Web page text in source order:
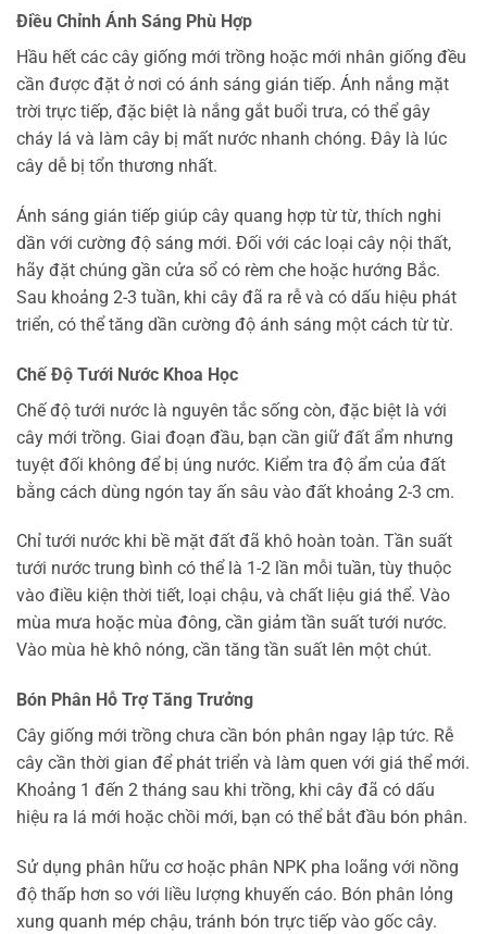
Điều Chỉnh Ánh Sáng Phù Hợp
Hầu hết các cây giống mới trồng hoặc mới nhân giống đều
cần được đặt ở nơi có ánh sáng gián tiếp. Ánh nắng mặt
trời trực tiếp, đặc biệt là nắng gắt buổi trưa, có thể gây
cháy lá và làm cây bị mất nước nhanh chóng. Đây là lúc
cây dễ bị tổn thương nhất.
Ánh sáng gián tiếp giúp cây quang hợp từ từ, thích nghi
dần với cường độ sáng mới. Đối với các loại cây nội thất,
hãy đặt chúng gần cửa sổ có rèm che hoặc hướng Bắc.
Sau khoảng 2-3 tuần, khi cây đã ra rễ và có dấu hiệu phát
triển, có thể tăng dần cường độ ánh sáng một cách từ từ.
Chế Độ Tưới Nước Khoa Học
Chế độ tưới nước là nguyên tắc sống còn, đặc biệt là với
cây mới trồng. Giai đoạn đầu, bạn cần giữ đất ẩm nhưng
tuyệt đối không để bị úng nước. Kiểm tra độ ẩm của đất
bằng cách dùng ngón tay ấn sâu vào đất khoảng 2-3 cm.
Chỉ tưới nước khi bề mặt đất đã khô hoàn toàn. Tần suất
tưới nước trung bình có thể là 1-2 lần mỗi tuần, tùy thuộc
vào điều kiện thời tiết, loại chậu, và chất liệu giá thể. Vào
mùa mưa hoặc mùa đông, cần giảm tần suất tưới nước.
Vào mùa hè khô nóng, cần tăng tần suất lên một chút.
Bón Phân Hỗ Trợ Tăng Trưởng
Cây giống mới trồng chưa cần bón phân ngay lập tức. Rễ
cây cần thời gian để phát triển và làm quen với giá thể mới.
Khoảng 1 đến 2 tháng sau khi trồng, khi cây đã có dấu
hiệu ra lá mới hoặc chồi mới, bạn có thể bắt đầu bón phân.
Sử dụng phân hữu cơ hoặc phân NPK pha loãng với nồng
độ thấp hơn so với liều lượng khuyến cáo. Bón phân lỏng
xung quanh mép chậu, tránh bón trực tiếp vào gốc cây.